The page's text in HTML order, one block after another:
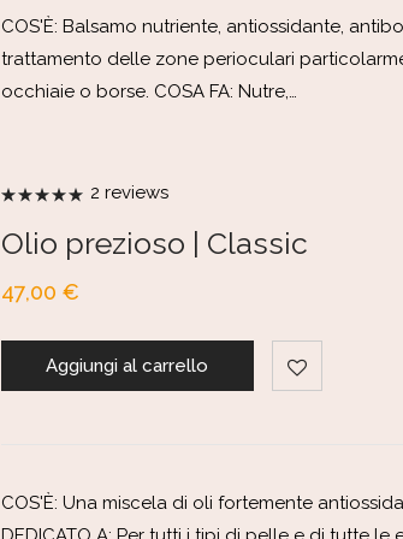
COS'È: Balsamo nutriente, antiossidante,
trattamento delle zone perioculari
occhiaie o borse. COSA FA: Nutre,…
su 5
2 reviews
Olio prezioso | Classic
47,00 €
Aggiungi al carrello
COS'È: Una miscela di oli fortemente